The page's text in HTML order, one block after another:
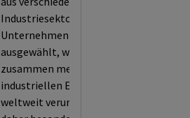
Industriesektoren. Die
Unternehmen wurden
ausgewählt, weil sie
zusammen mehr als 80% der
industriellen Emissionen
weltweit verursachen und